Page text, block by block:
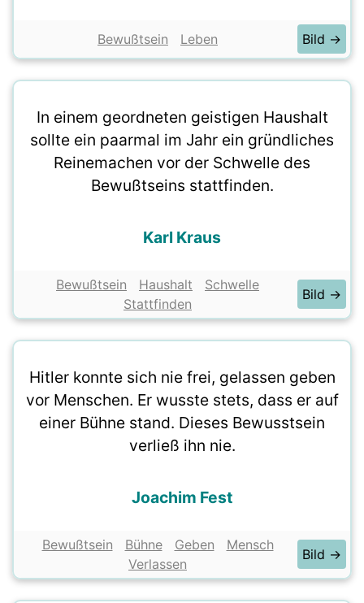
Bewußtsein Leben Bild →
In einem geordneten geistigen Haushalt
sollte ein paarmal im Jahr ein gründliches
Reinemachen vor der Schwelle des
Bewußtseins stattfinden.
Karl Kraus
Bewußtsein Haushalt
Schwelle
Stattfinden
Bild →
Hitler konnte sich nie frei, gelassen geben
vor Menschen. Er wusste stets, dass er auf
einer Bühne stand. Dieses Bewusstsein
verließ ihn nie.
Joachim Fest
Bewußtsein Bühne Geben
Mensch
Verlassen
Bild →